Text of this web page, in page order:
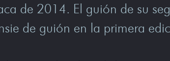
de 2014. El guión de su
de guión en la primera